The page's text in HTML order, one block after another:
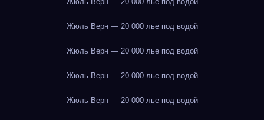
Жюль Верн — 20 000 лье под водой
Жюль Верн — 20 000 лье под водой
Жюль Верн — 20 000 лье под водой
Жюль Верн — 20 000 лье под водой